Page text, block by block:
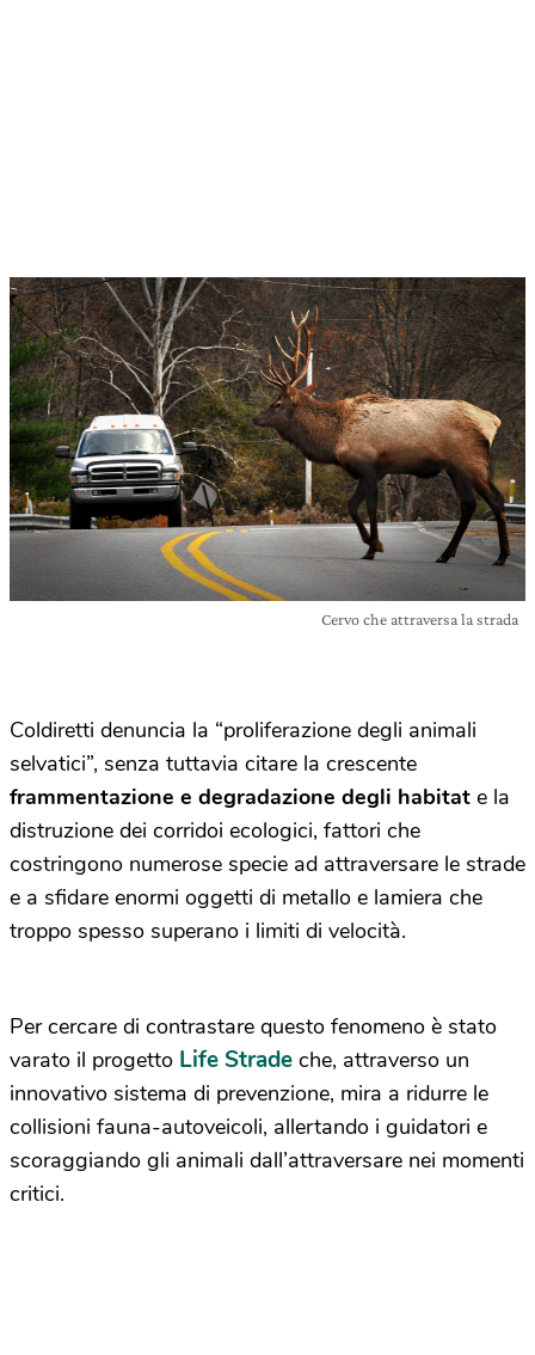
Cervo che attraversa la strada
Coldiretti denuncia la “proliferazione degli animali
selvatici”, senza tuttavia citare la crescente
frammentazione e degradazione degli habitat e la
distruzione dei corridoi ecologici, fattori che
costringono numerose specie ad attraversare le strade
e a sfidare enormi oggetti di metallo e lamiera che
troppo spesso superano i limiti di velocità.
Per cercare di contrastare questo fenomeno è stato
varato il progetto Life Strade che, attraverso un
innovativo sistema di prevenzione, mira a ridurre le
collisioni fauna-autoveicoli, allertando i guidatori e
scoraggiando gli animali dall’attraversare nei momenti
critici.